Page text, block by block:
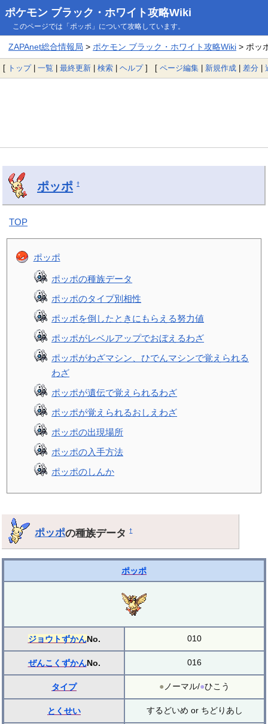
ポケモン ブラック・ホワイト攻略Wiki
このページでは「ポッポ」について攻略しています。
ZAPAnet総合情報局 > ポケモン ブラック・ホワイト攻略Wiki> ポッ
[ トップ| 一覧 | 最終更新 | 検索 | ヘルプ] [ ページ編集 | 新規作成 | 差分 |
ポッポ †
TOP
ポッポ
ポッポの種族データ
ポッポのタイプ別相性
ポッポを倒したときにもらえる努力値
ポッポがレベルアップでおぼえるわざ
ポッポがわざマシン、ひでんマシンで覚えられる
わざ
ポッポが遺伝で覚えられるわざ
ポッポが覚えられるおしえわざ
ポッポの出現場所
ポッポの入手方法
ポッポのしんか
ポッポの種族データ†
ポッポ
ジョウトずかんNo. 010
ぜんこくずかんNo. 016
タイプ ● ノーマル/●ひこう
とくせい するどいめ or ちどりあし